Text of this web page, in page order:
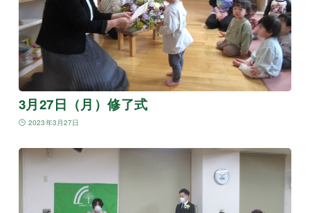
3月27日（月）修了式
2023年3月27日